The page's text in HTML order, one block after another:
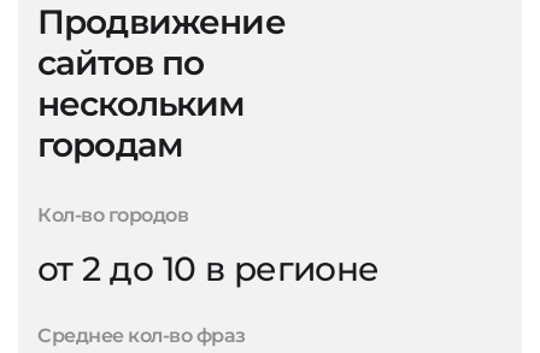
Продвижение
сайтов по
нескольким
городам
Кол-во городов
от 2 до 10 в регионе
Среднее кол-во фраз